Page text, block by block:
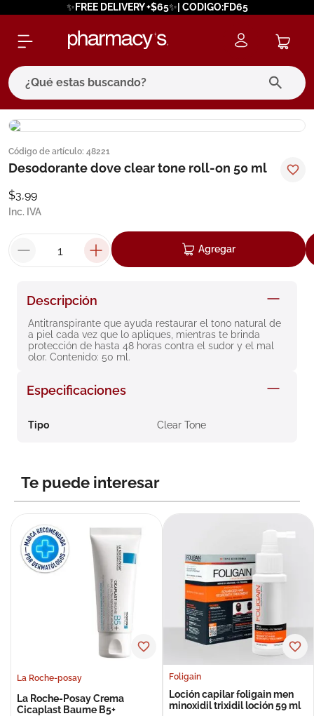
✨FREE DELIVERY +$65✨| CODIGO:FD65
¿Qué estas buscando?
Código de artículo: 48221
Desodorante dove clear tone roll-on 50 ml
$3,99
Inc. IVA
Agregar
Descripción
Antitranspirante que ayuda restaurar el tono natural de
a piel cada vez que lo apliques, mientras te brinda
protección de hasta 48 horas contra el sudor y el mal
olor. Contenido: 50 ml.
Especificaciones
Tipo Clear Tone
Te puede interesar
La Roche-posay
La Roche-Posay Crema
Cicaplast Baume B5+
Foligain
Loción capilar foligain men
minoxidil trixidil loción 59 ml
términos más buscados
1. eucerin
3
cerave
7. isdin
8. roche posay
9. pañales